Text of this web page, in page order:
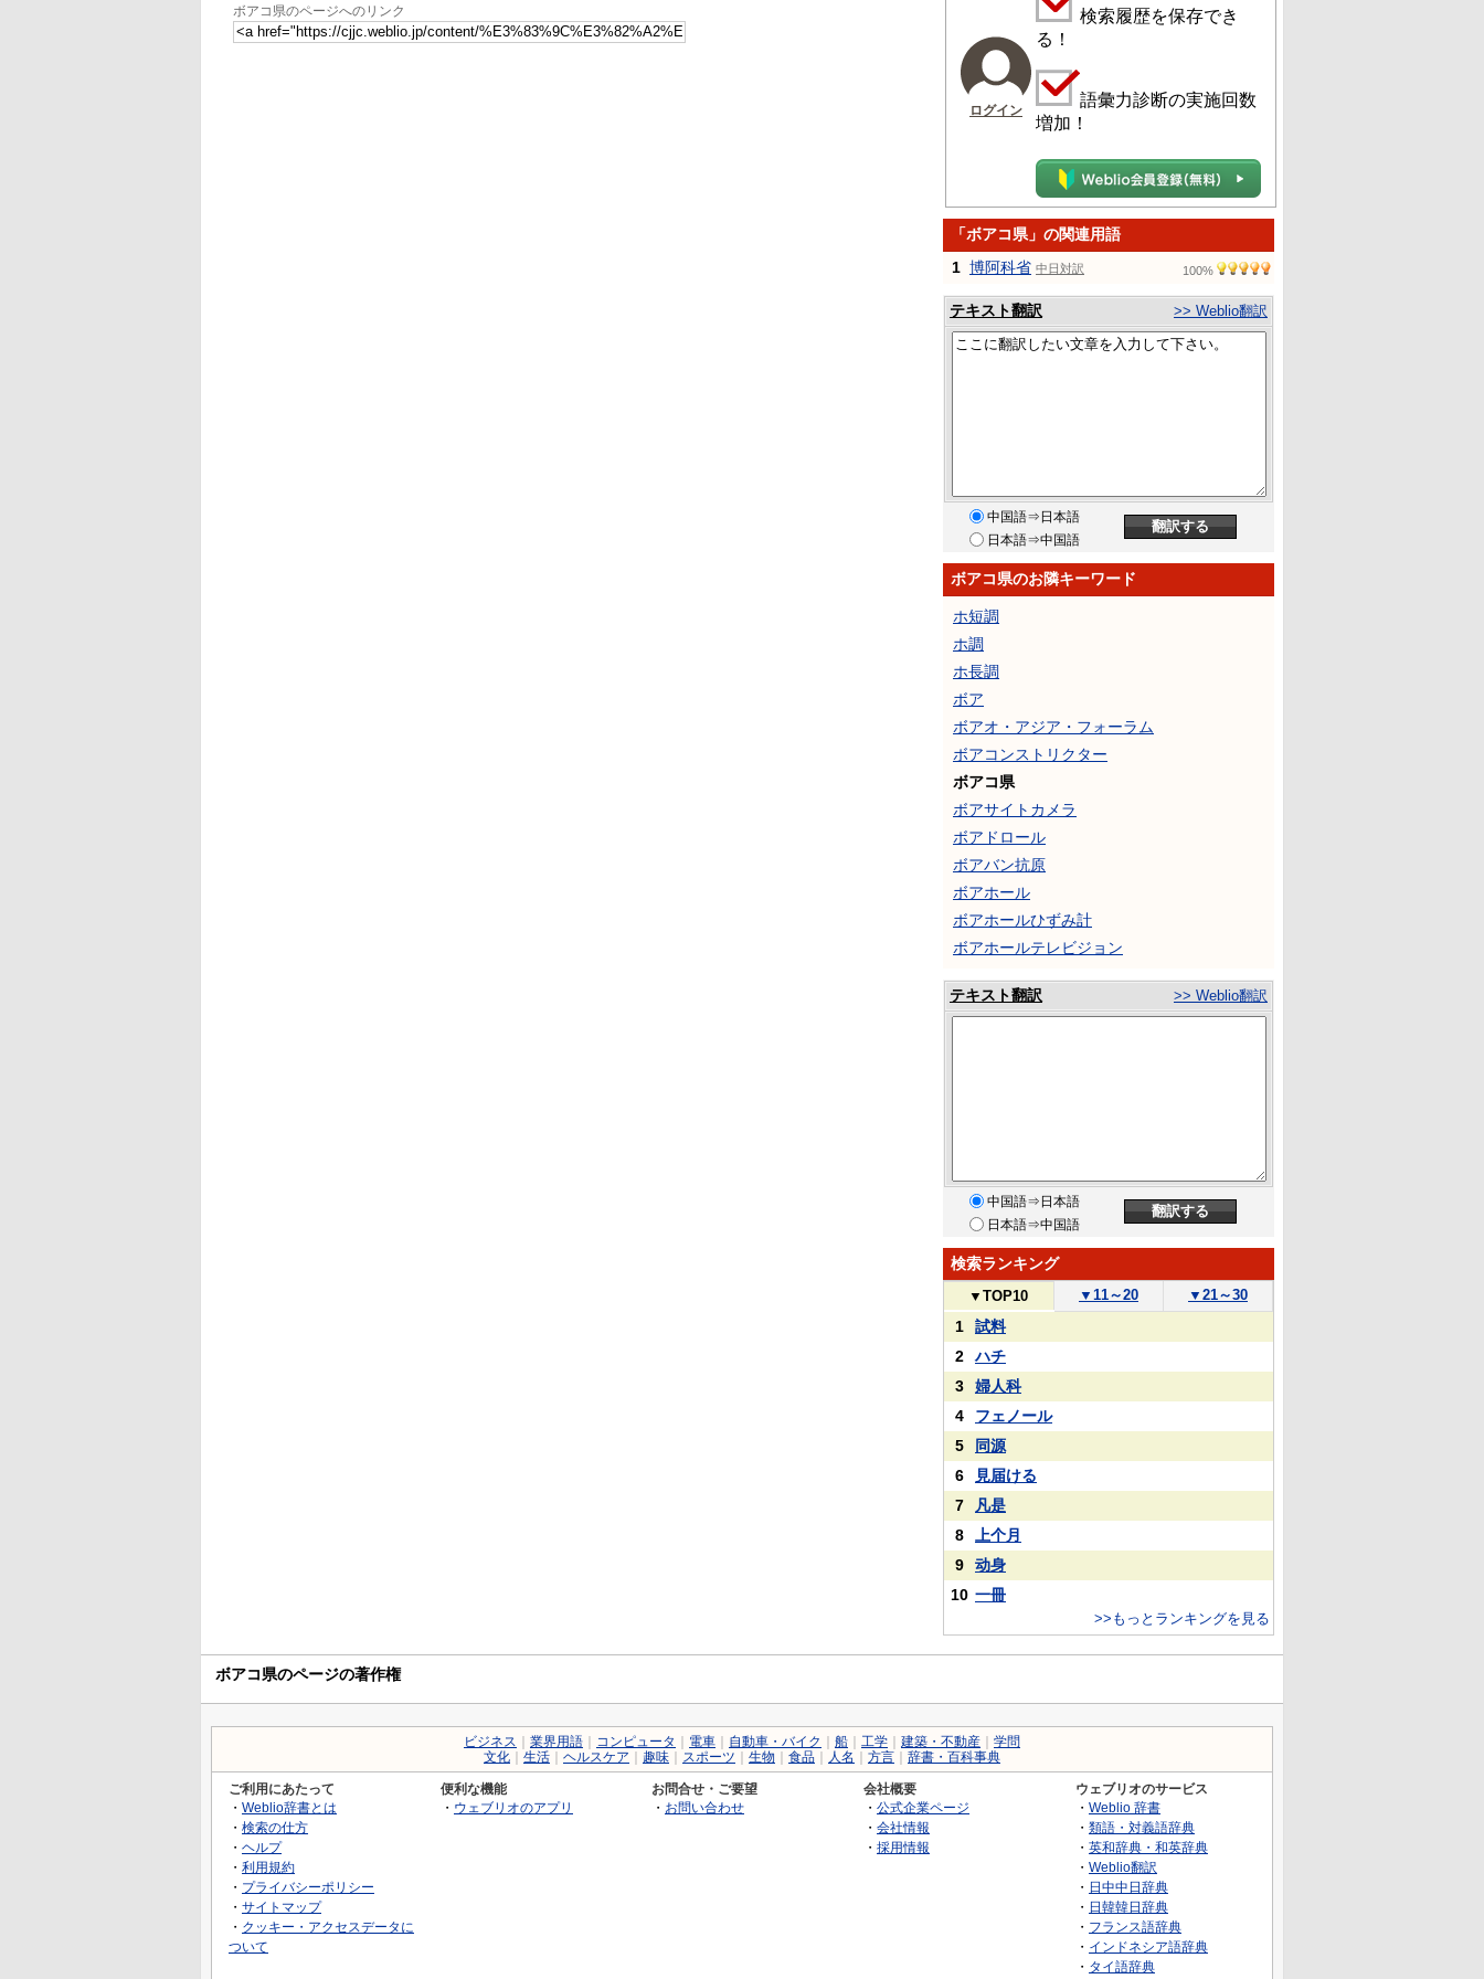
ボアコ県のページへのリンク
ログイン
検索履歴を保存でき
る！
語彙力診断の実施回数
増加！
「ボアコ県」の関連用語
1 博阿科省 中日対訳 100%
テキスト翻訳 >> Weblio翻訳
中国語⇒日本語
日本語⇒中国語
ボアコ県のお隣キーワード
ホ短調
ホ調
ホ長調
ボア
ボアオ・アジア・フォーラム
ボアコンストリクター
ボアコ県
ボアサイトカメラ
ボアドロール
ボアバン抗原
ボアホール
ボアホールひずみ計
ボアホールテレビジョン
テキスト翻訳 >> Weblio翻訳
中国語⇒日本語
日本語⇒中国語
検索ランキング
▼ TOP10 ▼ 11～20 ▼ 21～30
1
試料
2
ハチ
3
婦人科
4
フェノール
5
同源
6
見届ける
7
凡是
8
上个月
9
动身
10 一冊
>>もっとランキングを見る
ボアコ県のページの著作権
ビジネス 業界用語 コンピュータ 電車 自動車・バイク 船 工学 建築・不動産
学問
文化
生活 ヘルスケア 趣味 スポーツ 生物 食品 人名 方言 辞書・百科事典
ご利用にあたって
・ Weblio辞書とは
・ 検索の仕方
・ ヘルプ
・ 利用規約
・ プライバシーポリシー
・ サイトマップ
・ クッキー・アクセスデータに
ついて
便利な機能
・ ウェブリオのアプリ
お問合せ・ご要望
・ お問い合わせ
会社概要
・ 公式企業ページ
・ 会社情報
・ 採用情報
ウェブリオのサービス
・ Weblio 辞書
・ 類語・対義語辞典
・ 英和辞典・和英辞典
・ Weblio翻訳
・ 日中中日辞典
・ 日韓韓日辞典
・ フランス語辞典
・ インドネシア語辞典
・ タイ語辞典